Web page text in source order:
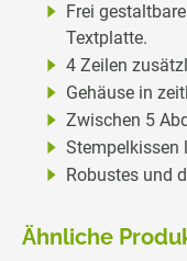
Frei
Textplatte.
4 Zeilen
Gehäuse in
Zwischen 5
Stempelkissen
Robustes und
Ähnliche